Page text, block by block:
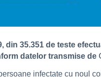
din 35.351 de teste
datelor transmise de
infectate cu noul